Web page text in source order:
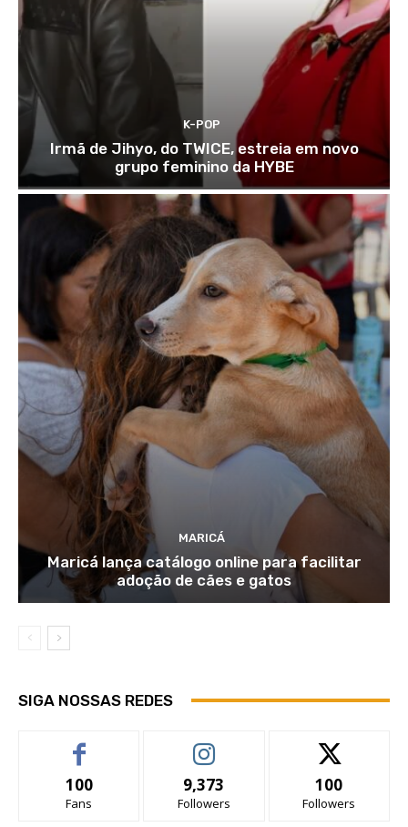
K-POP
Irmã de Jihyo, do TWICE, estreia em novo
grupo feminino da HYBE
MARICÁ
Maricá lança catálogo online para facilitar
adoção de cães e gatos
SIGA NOSSAS REDES
100
Fans
9,373
Followers
100
Followers